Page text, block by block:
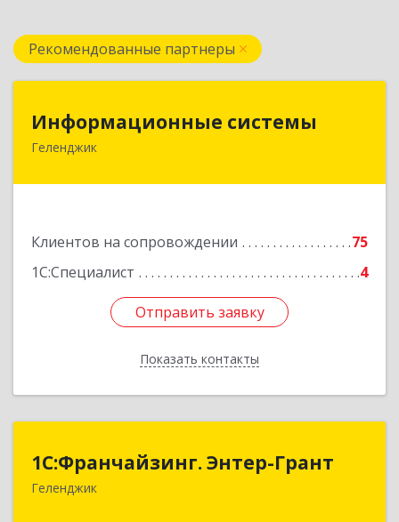
Рекомендованные партнеры
Информационные системы
Геленджик
Клиентов на сопровождении
75
1С:Специалист
4
Отправить заявку
Показать контакты
353475, Краснодарский край, Геленджик г,
Отправить заявку
Назад
1С:Франчайзинг. Энтер-Грант
Геленджик
1С:Франчайзинг. Энтер-Грант
353467, Краснодарский край, Геленджик г,